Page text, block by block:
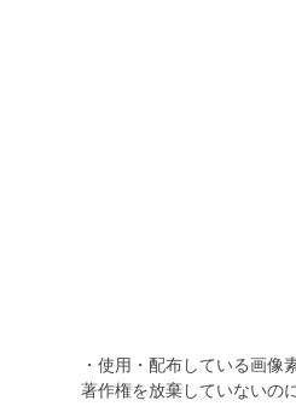
・使用・配布している画像
著作権を放棄していないの